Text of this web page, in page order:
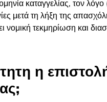
καταγγελίας, τον
μετά τη λήξη της
τεκμηρίωση και
η